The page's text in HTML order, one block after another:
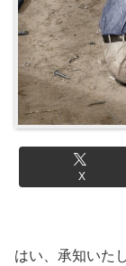
X
はい、承知いた